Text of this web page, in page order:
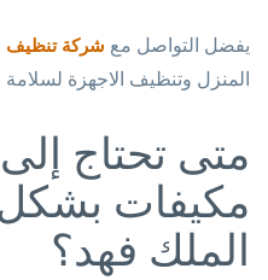
يفضل التواصل مع شركة تنظيف
المنزل وتنظيف الاجهزة
متى تحتاج
مكيفات
الملك فهد؟